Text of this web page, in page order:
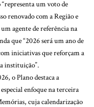
um voto de
renovado com a Região e
agente de referência na
que “2026 será um ano de
iniciativas que reforçam a
instituição”.
o Plano destaca a
enfoque na terceira
cuja calendarização